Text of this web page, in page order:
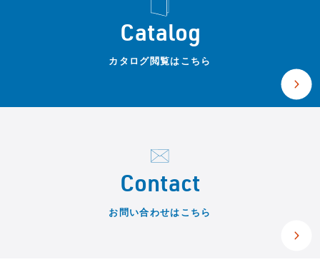
Catalog
カタログ閲覧はこちら
Contact
お問い合わせはこちら